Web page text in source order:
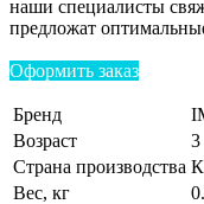
наши специалисты
предложат
Оформить заказ
Бренд
Возраст
3
Страна производства
Вес, кг